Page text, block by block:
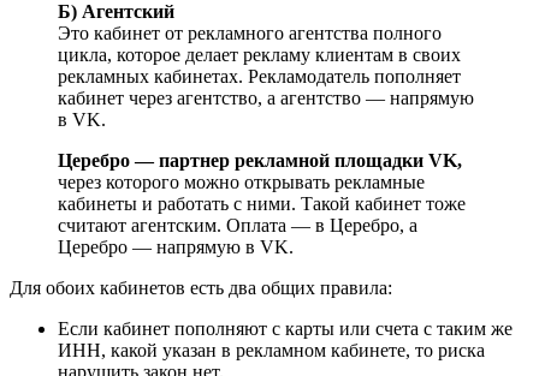
Б) Агентский
Это кабинет от рекламного агентства полного
цикла, которое делает рекламу клиентам в своих
рекламных кабинетах. Рекламодатель пополняет
кабинет через агентство, а агентство — напрямую
в VK.
Церебро — партнер рекламной площадки VK,
через которого можно открывать рекламные
кабинеты и работать с ними. Такой кабинет тоже
считают агентским. Оплата — в Церебро, а
Церебро — напрямую в VK.
Для обоих кабинетов есть два общих правила:
Если кабинет пополняют с карты или счета с таким же
ИНН, какой указан в рекламном кабинете, то риска